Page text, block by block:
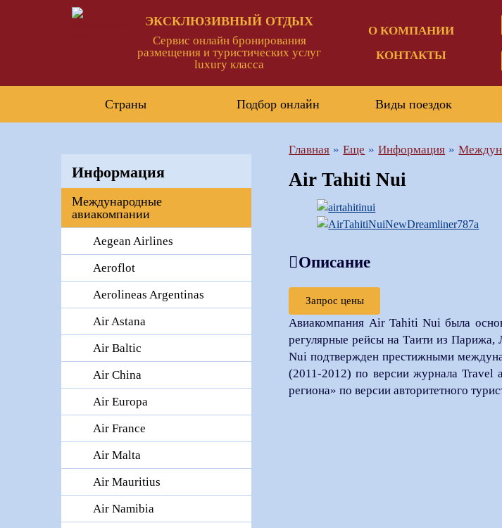
ЭКСКЛЮЗИВНЫЙ ОТДЫХ
Сервис онлайн бронирования
размещения и туристических услуг
luxury класса
О КОМПАНИИ
КОНТАКТЫ
Страны Подбор онлайн Виды поездок
Главная Еще Информация
Air Tahiti Nui
Описание
Запрос цены
Авиакомпания Air Tahiti Nui была
регулярные рейсы на Таити из
Nui подтвержден престижными
(2011-2012) по версии журнала Travel
региона» по версии авторитетного
Информация
Международные
авиакомпании
Aegean Airlines
Aeroflot
Aerolineas Argentinas
Air Astana
Air Baltic
Air China
Air Europa
Air France
Air Malta
Air Mauritius
Air Namibia